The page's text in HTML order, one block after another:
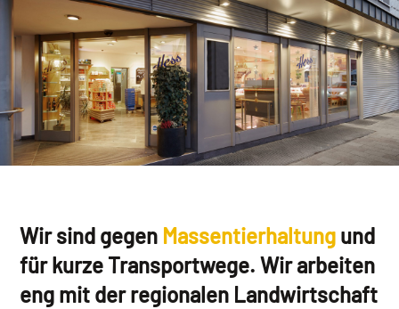
Wir sind gegen Massentierhaltung und
für kurze Transportwege. Wir arbeiten
eng mit der regionalen Landwirtschaft